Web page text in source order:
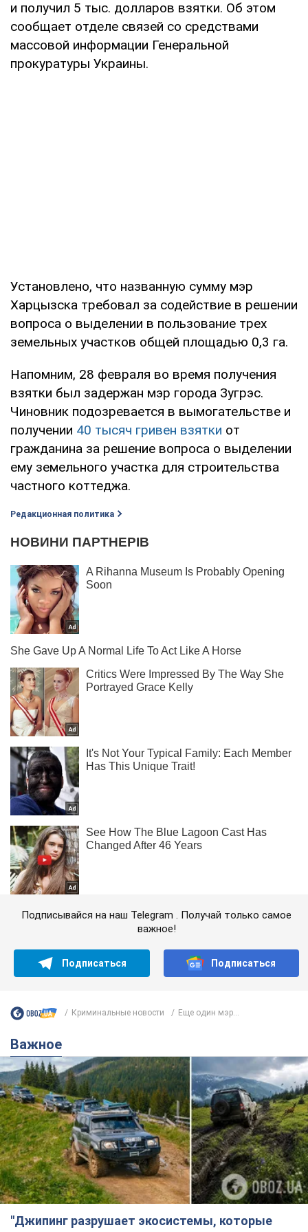
и получил 5 тыс. долларов взятки. Об этом
сообщает отделе связей со средствами
массовой информации Генеральной
прокуратуры Украины.
Установлено, что названную сумму мэр
Харцызска требовал за содействие в решении
вопроса о выделении в пользование трех
земельных участков общей площадью 0,3 га.
Напомним, 28 февраля во время получения
взятки был задержан мэр города Зугрэс.
Чиновник подозревается в вымогательстве и
получении 40 тысяч гривен взятки от
гражданина за решение вопроса о выделении
ему земельного участка для строительства
частного коттеджа.
Редакционная политика
Подписывайся на наш Telegram . Получай только самое
важное!
Подписаться Подписаться
Криминальные новости Еще один мэр...
Важное
"Джипинг разрушает экосистемы, которые